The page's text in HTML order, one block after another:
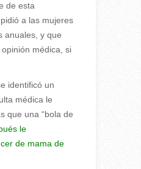
de esta
a las mujeres
anuales, y que
médica, si
identificó un
médica le
que una “bola de
le
de mama de